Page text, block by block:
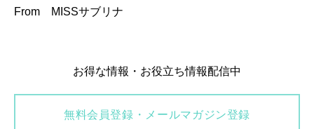
From MISSサブリナ
お得な情報・お役立ち情報配信中
無料会員登録・メールマガジン登録